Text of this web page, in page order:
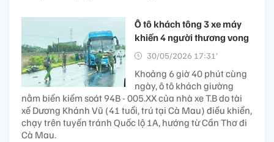
Ô tô khách tông 3 xe máy
khiến 4 người thương vong
30/05/2026 17:31’
Khoảng 6 giờ 40 phút cùng
ngày, ô tô khách giường
nằm biển kiểm soát 94B - 005.XX của nhà xe T.B do tài
xế Dương Khánh Vũ (41 tuổi, trú tại Cà Mau) điều khiển,
chạy trên tuyến tránh Quốc lộ 1A, hướng từ Cần Thơ đi
Cà Mau.